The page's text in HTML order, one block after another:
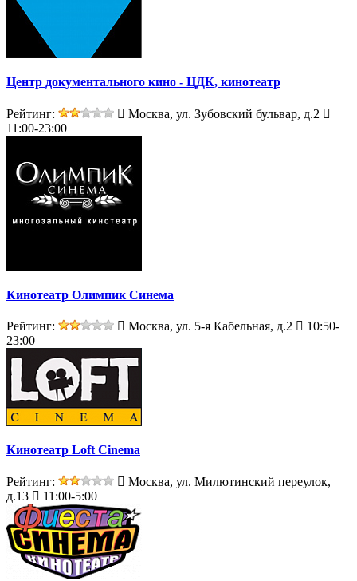
Центр документального кино - ЦДК, кинотеатр
Рейтинг:
Москва, ул. Зубовский бульвар, д.2
11:00-23:00
Кинотеатр Олимпик Синема
Рейтинг: Москва, ул. 5-я Кабельная, д.2
10:50-
23:00
Кинотеатр Loft Cinema
Рейтинг:
Москва, ул. Милютинский переулок,
д.13
11:00-5:00